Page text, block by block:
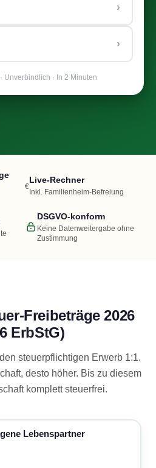
›
›
Unverbindlich · In 2 Minuten
€
Live-Rechner
Inkl. Familienheim-Befreiung
DSGVO-konform
Keine Datenweitergabe ohne
Zustimmung
Freibeträge 2026
ErbStG)
steuerpflichtigen Erwerb 1:1.
desto höher. Bis zu diesem
komplett steuerfrei.
Lebenspartner